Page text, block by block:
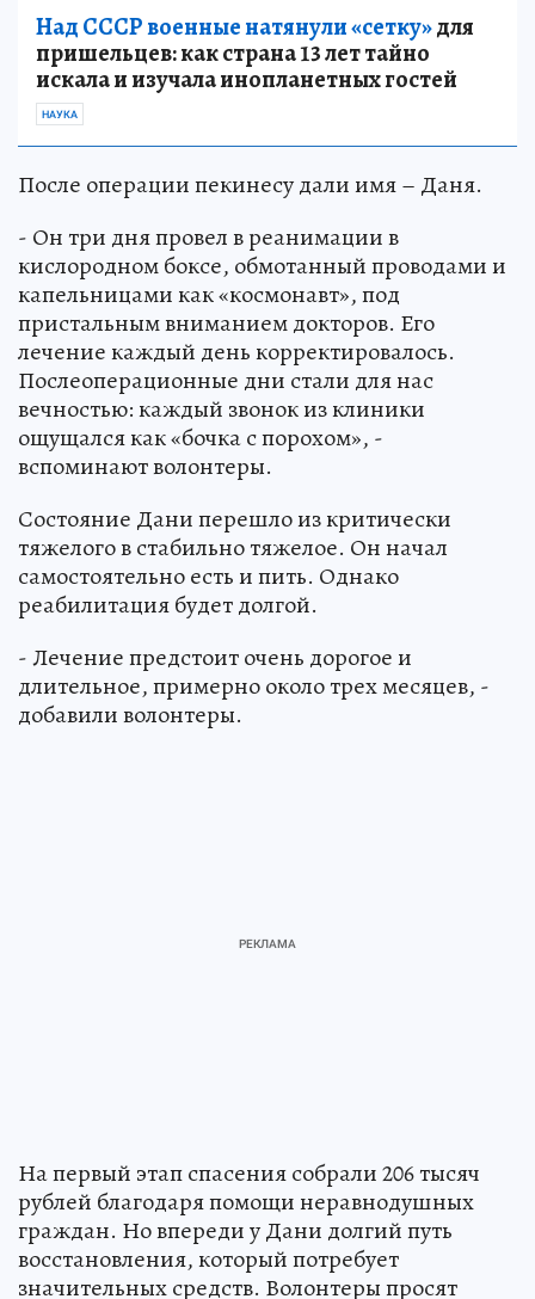
Над СССР военные натянули «сетку»для
пришельцев: как страна 13 лет тайно
искала и изучала инопланетных гостей
НАУКА
После операции пекинесу дали имя – Даня.
- Он три дня провел в реанимации в
кислородном боксе, обмотанный проводами и
капельницами как «космонавт», под
пристальным вниманием докторов. Его
лечение каждый день корректировалось.
Послеоперационные дни стали для нас
вечностью: каждый звонок из клиники
ощущался как «бочка с порохом», -
вспоминают волонтеры.
Состояние Дани перешло из критически
тяжелого в стабильно тяжелое. Он начал
самостоятельно есть и пить. Однако
реабилитация будет долгой.
- Лечение предстоит очень дорогое и
длительное, примерно около трех месяцев, -
добавили волонтеры.
На первый этап спасения собрали 206 тысяч
рублей благодаря помощи неравнодушных
граждан. Но впереди у Дани долгий путь
восстановления, который потребует
значительных средств. Волонтеры просят